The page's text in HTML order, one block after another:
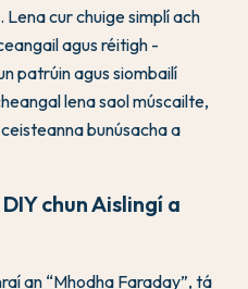
cur chuige simplí ach
agus réitigh -
patrúin agus siombailí
lena saol múscailte,
bunúsacha a
chun Aislingí a
an “Mhodha Faraday”, tá